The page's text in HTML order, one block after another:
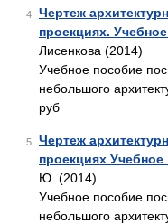
4
Чертеж
проекциях.
Лисенкова (2014)
Учебное пособие
небольшого
руб
5
Чертеж
проекциях Учебное
Ю. (2014)
Учебное пособие
небольшого